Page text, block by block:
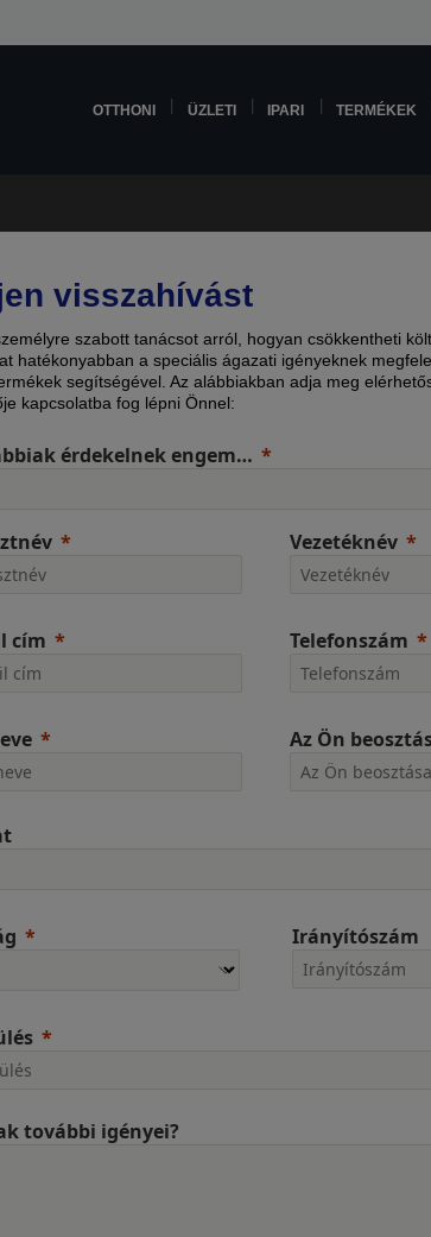
OTTHONI ÜZLETI IPARI TERMÉKEK
visszahívást
szabott tanácsot arról, hogyan csökkentheti
hatékonyabban a speciális ágazati igényeknek
segítségével. Az alábbiakban adja meg
kapcsolatba fog lépni Önnel:
érdekelnek engem…
Vezetéknév
cím Telefonszám
Az Ön
Irányítószám
további igényei?